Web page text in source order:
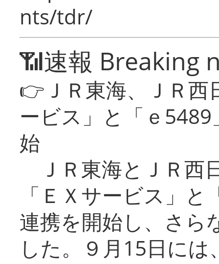
nts/tdr/
📶速報 Breaking
👉ＪＲ東海、ＪＲ
ービス」と「ｅ
始
ＪＲ東海とＪＲ西
「ＥＸサービス」
連携を開始し、さら
した。９月15日に